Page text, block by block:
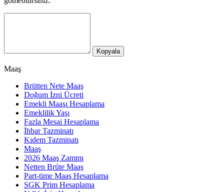
Kopyala
Maaş
Brütten Nete Maaş
Doğum İzni Ücreti
Emekli Maaşı Hesaplama
Emeklilik Yaşı
Fazla Mesai Hesaplama
İhbar Tazminatı
Kıdem Tazminatı
Maaş
2026 Maaş Zammı
Netten Brüte Maaş
Part-time Maaş Hesaplama
SGK Prim Hesaplama